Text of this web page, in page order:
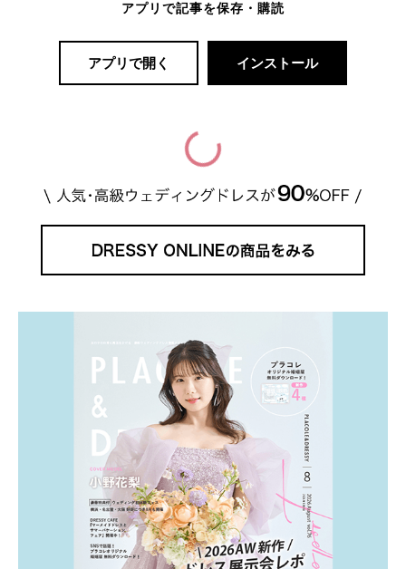
アプリで記事を保存・購読
アプリで開く インストール